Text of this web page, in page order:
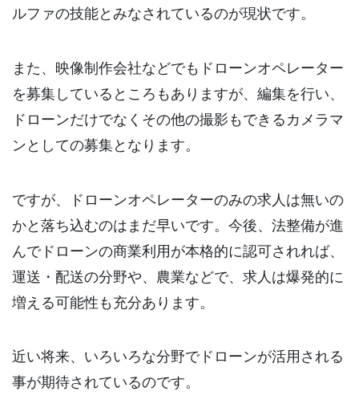
ルファの技能とみなされているのが現状です。
また、映像制作会社などでもドローンオペレーター
を募集しているところもありますが、編集を行い、
ドローンだけでなくその他の撮影もできるカメラマ
ンとしての募集となります。
ですが、ドローンオペレーターのみの求人は無いの
かと落ち込むのはまだ早いです。今後、法整備が進
んでドローンの商業利用が本格的に認可されれば、
運送・配送の分野や、農業などで、求人は爆発的に
増える可能性も充分あります。
近い将来、いろいろな分野でドローンが活用される
事が期待されているのです。